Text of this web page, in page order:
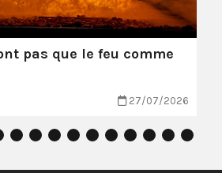
pas que le feu comme
27/07/2026